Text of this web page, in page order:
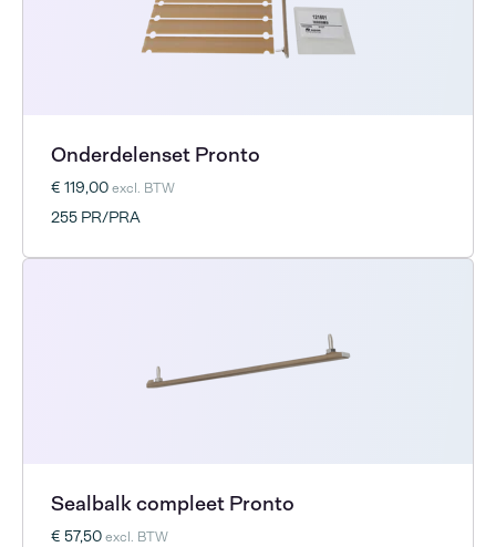
Onderdelenset Pronto
€ 119,00excl. BTW
255 PR/PRA
Sealbalk compleet Pronto
€ 57,50excl. BTW